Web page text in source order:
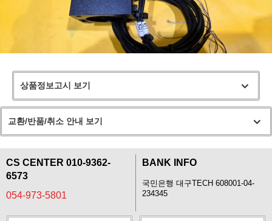
상품정보고시 보기
교환/반품/취소 안내 보기
CS CENTER 010-9362-
6573
054-973-5801
BANK INFO
국민은행 대구TECH 608001-04-
234345